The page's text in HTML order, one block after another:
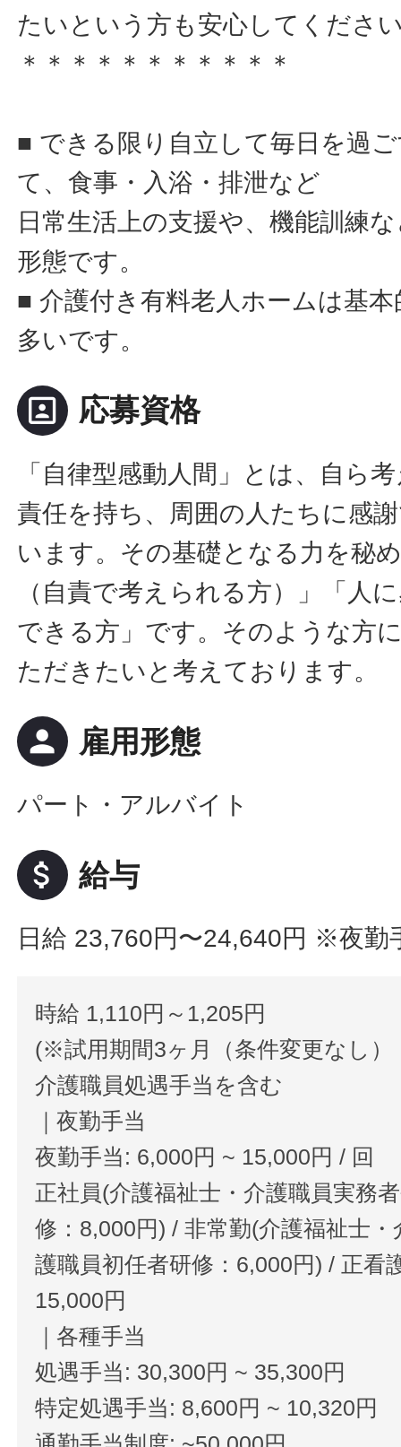
たいという方も安心してくださ
＊＊＊＊＊＊＊＊＊＊＊
■ できる限り自立して毎日を過
て、食事・入浴・排泄など
日常生活上の支援や、機能訓練
形態です。
■ 介護付き有料老人ホームは基
多いです。
portrait 応募資格
「自律型感動人間」とは、自ら
責任を持ち、周囲の人たちに感
います。その基礎となる力を秘
（自責で考えられる方）」「人
できる方」です。そのような方
ただきたいと考えております。
person 雇用形態
パート・アルバイト
attach_money 給与
日給 23,760円〜24,640円 ※夜勤
時給 1,110円～1,205円
(※試用期間3ヶ月（条件変更なし）
介護職員処遇手当を含む
｜夜勤手当
夜勤手当: 6,000円 ~ 15,000円 / 回
正社員(介護福祉士・介護職員実務
修：8,000円) / 非常勤(介護福祉士
護職員初任者研修：6,000円) / 正看
15,000円
｜各種手当
処遇手当: 30,300円 ~ 35,300円
特定処遇手当: 8,600円 ~ 10,320円